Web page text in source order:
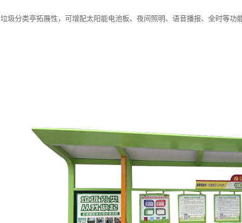
垃圾分类亭拓展性，可增配太阳能电池板、夜间照明、语音播报、全时等功